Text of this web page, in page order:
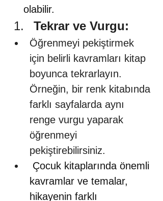
olabilir.
Tekrar ve Vurgu:
Öğrenmeyi pekiştirmek
için belirli kavramları kitap
boyunca tekrarlayın.
Örneğin, bir renk kitabında
farklı sayfalarda aynı
renge vurgu yaparak
öğrenmeyi
pekiştirebilirsiniz.
Çocuk kitaplarında önemli
kavramlar ve temalar,
hikayenin farklı